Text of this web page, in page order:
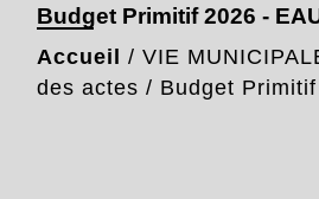
Budget Primitif 2026 -
Accueil / VIE
des actes / Budget